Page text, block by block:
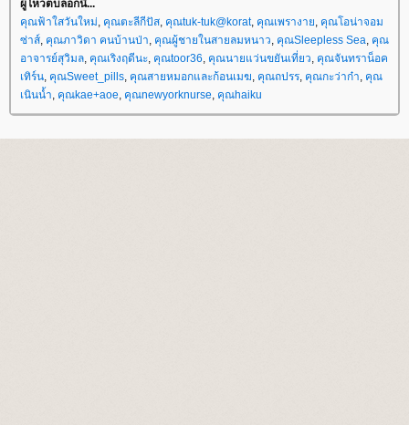
ผู้โหวตบล็อกนี้...
คุณฟ้าใสวันใหม่, คุณตะลีกีปัส, คุณtuk-tuk@korat, คุณเพรางา, คุณโอน่าจอม
ซ่าส์, คุณภาวิดา คนบ้านป่า, คุณผู้ชายในสายลมหนาว, คุณSleepless Sea, คุณ
อาจารย์สุวิมล, คุณเริงฤดีนะ, คุณtoor36, คุณนายแว่นขยันเที่ยว, คุณจันทราน็อค
เทิร์น, คุณSweet_pills, คุณสายหมอกและก้อนเมฆ, คุณถปรร, คุณกะว่าก๋า, คุณ
เนินน้ำ, คุณkae+aoe, คุณnewyorknurse, คุณhaiku